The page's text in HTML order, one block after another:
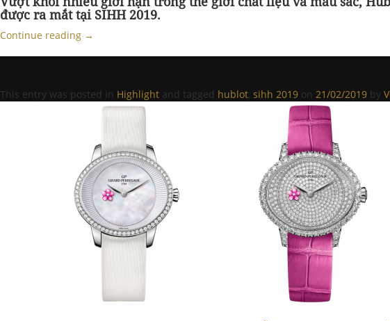
được ra mắt tại SIHH 2019.
Continue reading →
This entry was posted in Highlight and tagged hublot, sihh 2019 on 21/02/2019 by